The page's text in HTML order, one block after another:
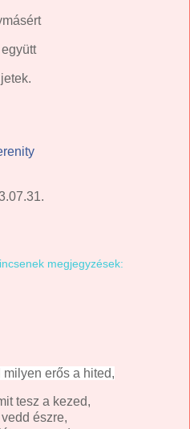
megjegyzések:
milyen erős a hited,
tesz a kezed,
észre,